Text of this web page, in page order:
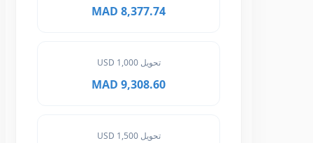
8,377.74 MAD
تحويل 1,000 USD
9,308.60 MAD
تحويل 1,500 USD